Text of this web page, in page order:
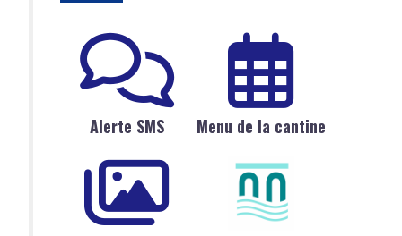
Alerte SMS Menu de la cantine